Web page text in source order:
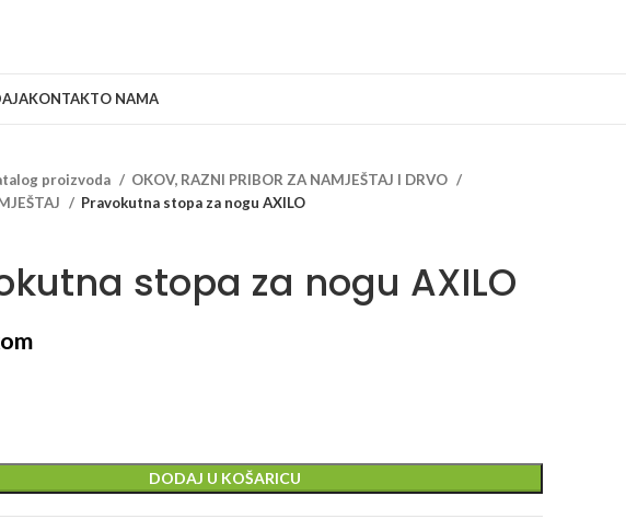
KONTAKTO NAMA
proizvoda
OKOV, RAZNI PRIBOR ZA NAMJEŠTAJ I DRVO
Pravokutna stopa za nogu AXILO
stopa za nogu AXILO
DODAJ U KOŠARICU